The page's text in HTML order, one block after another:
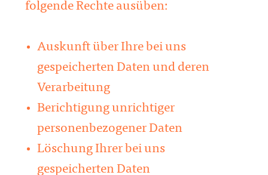
folgende Rechte ausüben:
Auskunft über Ihre bei uns
gespeicherten Daten und deren
Verarbeitung
Berichtigung unrichtiger
personenbezogener Daten
Löschung Ihrer bei uns
gespeicherten Daten